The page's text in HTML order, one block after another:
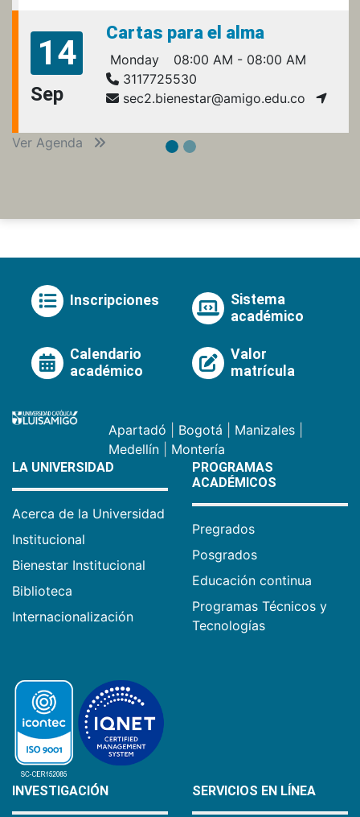
14
Sep
Cartas para el alma
Monday
08:00 AM - 08:00 AM
3117725530
sec2.bienestar@amigo.edu.co
Ver Agenda
Inscripciones
Sistema
académico
Calendario
académico
Valor
matrícula
Apartadó Bogotá Manizales
Medellín
Montería
LA UNIVERSIDAD
Acerca de la Universidad
Institucional
Bienestar Institucional
Biblioteca
Internacionalización
PROGRAMAS
ACADÉMICOS
Pregrados
Posgrados
Educación continua
Programas Técnicos y
Tecnologías
INVESTIGACIÓN SERVICIOS EN LÍNEA